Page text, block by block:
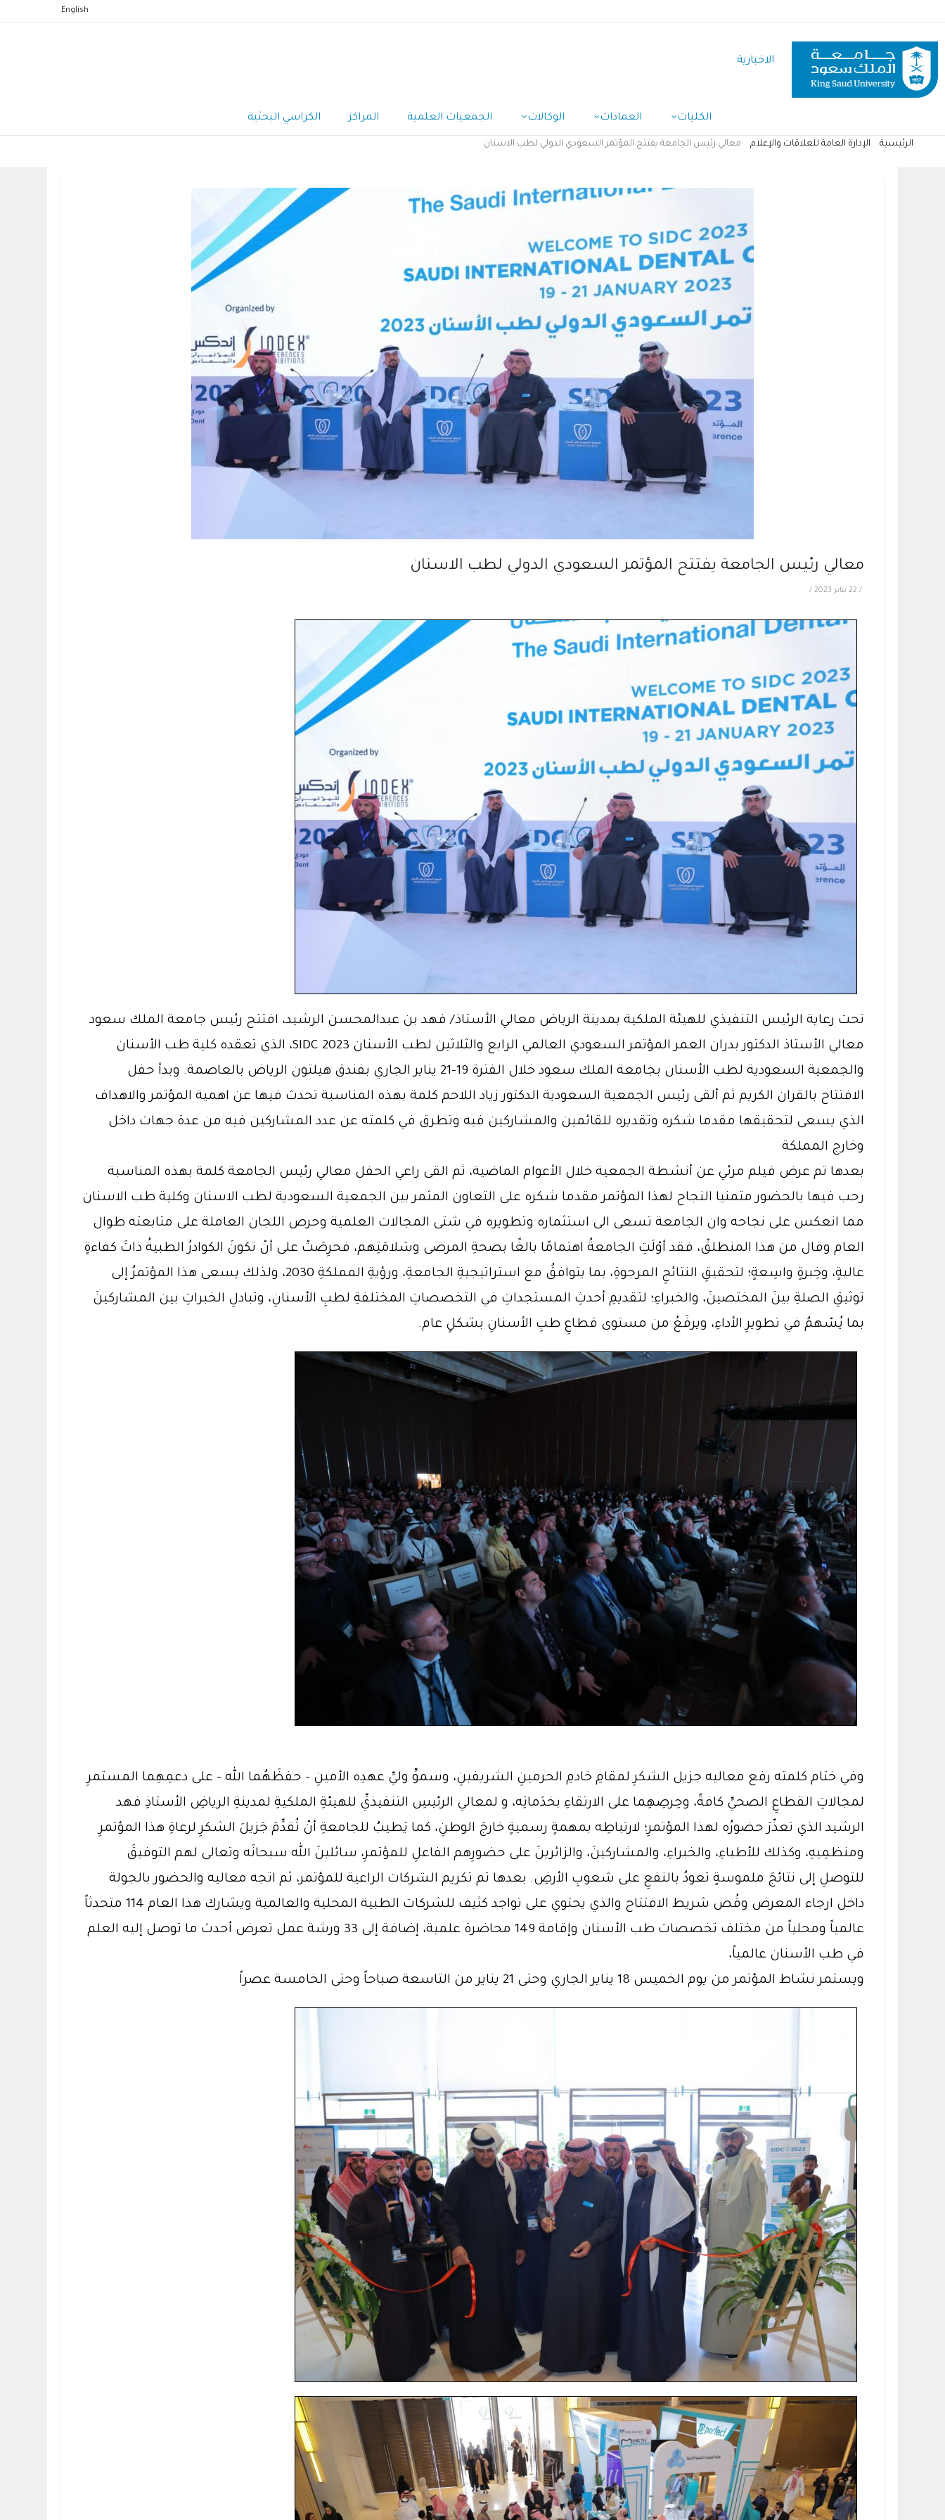
المحتوى
الرئيسي
English
الاخبارية
الكليات العمادات الوكالات الجمعيات العلمية المراكز الكراسي البحثية
الرئيسية الإدارة العامة للعلاقات والإعلام معالي رئيس الجامعة يفتتح المؤتمر السعودي الدولي لطب الاسنان
معالي رئيس الجامعة يفتتح المؤتمر السعودي الدولي لطب الاسنان
/ 22 يناير 2023 /
تحت رعاية الرئيس التنفيذي للهيئة الملكية بمدينة الرياض معالي الأستاذ/ فهد بن عبدالمحسن الرشيد، افتتح رئيس جامعة الملك سعود
معالي الأستاذ الدكتور بدران العمر المؤتمر السعودي العالمي الرابع والثلاثين لطب الأسنان SIDC 2023، الذي تعقده كلية طب الأسنان
والجمعية السعودية لطب الأسنان بجامعة الملك سعود خلال الفترة 19-21 يناير الجاري بفندق هيلتون الرياض بالعاصمة. وبدأ حفل
الافتتاح بالقران الكريم ثم ألقى رئيس الجمعية السعودية الدكتور زياد اللاحم كلمة بهذه المناسبة تحدث فيها عن اهمية المؤتمر والاهداف
الذي يسعى لتحقيقها مقدما شكره وتقديره للقائمين والمشاركين فيه وتطرق في كلمته عن عدد المشاركين فيه من عدة جهات داخل
وخارج المملكة
بعدها تم عرض فيلم مرئي عن أنشطة الجمعية خلال الأعوام الماضية، ثم القى راعي الحفل معالي رئيس الجامعة كلمة بهذه المناسبة
رحب فيها بالحضور متمنيا النجاح لهذا المؤتمر مقدما شكره على التعاون المثمر بين الجمعية السعودية لطب الاسنان وكلية طب الاسنان
مما انعكس على نجاحه وان الجامعة تسعى الى استثماره وتطويره في شتى المجالات العلمية وحرص اللجان العاملة على متابعته طوال
العام وقال من هذا المنطلقْ، فقد أوْلَتِ الجامعةُ اهتمامًا بالغًا بصحةِ المرضى وسَلامَتِهم، فحرِصَتْ على أنْ تكونَ الكوادرُ الطبيةُ ذاتَ كفاءةٍ
عاليةٍ، وخِبرةٍ واسِعةٍ؛ لتحقيقِ النتائجِ المرجوةِ، بما يتوافقُ مع استراتيجيةِ الجامعةِ، ورؤيةِ المملكةِ 2030، ولذلك يسعى هذا المؤتمرُ إلى
توثيقِ الصلةِ بينَ المختصينَ، والخبراءِ؛ لتقديمِ أحدثِ المستجداتِ في التخصصاتِ المختلفةِ لطبِ الأسنانِ، وتبادلِ الخبراتِ بين المشاركينَ
بما يُسْهمُ في تطويرِ الأداءِ، ويرفَعُ من مستوى قطاعِ طبِ الأسنانِ بشكلٍ عام.
وفي ختام كلمته رفع معاليه جزيل الشكرِ لمقامِ خادمِ الحرمينِ الشريفينِ، وسموِّ وليِّ عهدِه الأمينِ - حفظَهُما الله - على دعمِهِما المستمرِ
لمجالاتِ القطاعِ الصحيِّ كافةً، وحِرصِهِما على الارتقاءِ بخدَماتِه، و لمعالي الرئيسِ التنفيذيِّ للهيئةِ الملكيةِ لمدينةِ الرياضِ الأستاذِ فهد
الرشيد الذي تعذّرَ حضورُه لهذا المؤتمرِ؛ لارتباطِه بمهمةٍ رسميةٍ خارجَ الوطنِ، كما يَطيبُ للجامعةِ أنْ تُقدِّمَ جَزيلَ الشكرِ لرعاةِ هذا المؤتمرِ
ومنظمِيهِ، وكذلك للأطباءِ، والخبراءِ، والمشاركينَ، والزائرينَ على حضورِهم الفاعلِ للمؤتمرِ، سائلينَ الله سبحانَه وتعالى لهم التوفيقَ
للتوصلِ إلى نتائجَ ملموسةٍ تعودُ بالنفعِ على شعوبِ الأرضِ. بعدها تم تكريم الشركات الراعية للمؤتمر، ثم اتجه معاليه والحضور بالجولة
داخل ارجاء المعرض وقُص شريط الافتتاح والذي يحتوي على تواجد كثيف للشركات الطبية المحلية والعالمية ويشارك هذا العام 114 متحدثاً
عالمياً ومحلياً من مختلف تخصصات طب الأسنان وإقامة 149 محاضرة علمية، إضافة إلى 33 ورشة عمل تعرض أحدث ما توصل إليه العلم
في طب الأسنان عالمياً،
ويستمر نشاط المؤتمر من يوم الخميس 18 يناير الجاري وحتى 21 يناير من التاسعة صباحاً وحتى الخامسة عصراً